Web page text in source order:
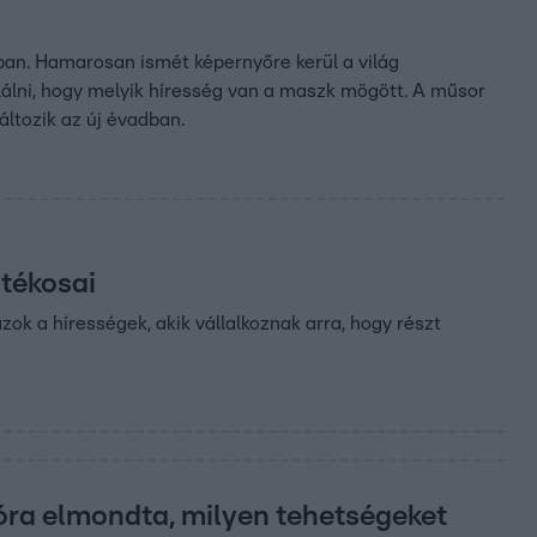
Hamarosan ismét képernyőre kerül a világ
hogy melyik híresség van a maszk mögött. A műsor
az új évadban.
a hírességek, akik vállalkoznak arra, hogy részt
elmondta, milyen tehetségeket